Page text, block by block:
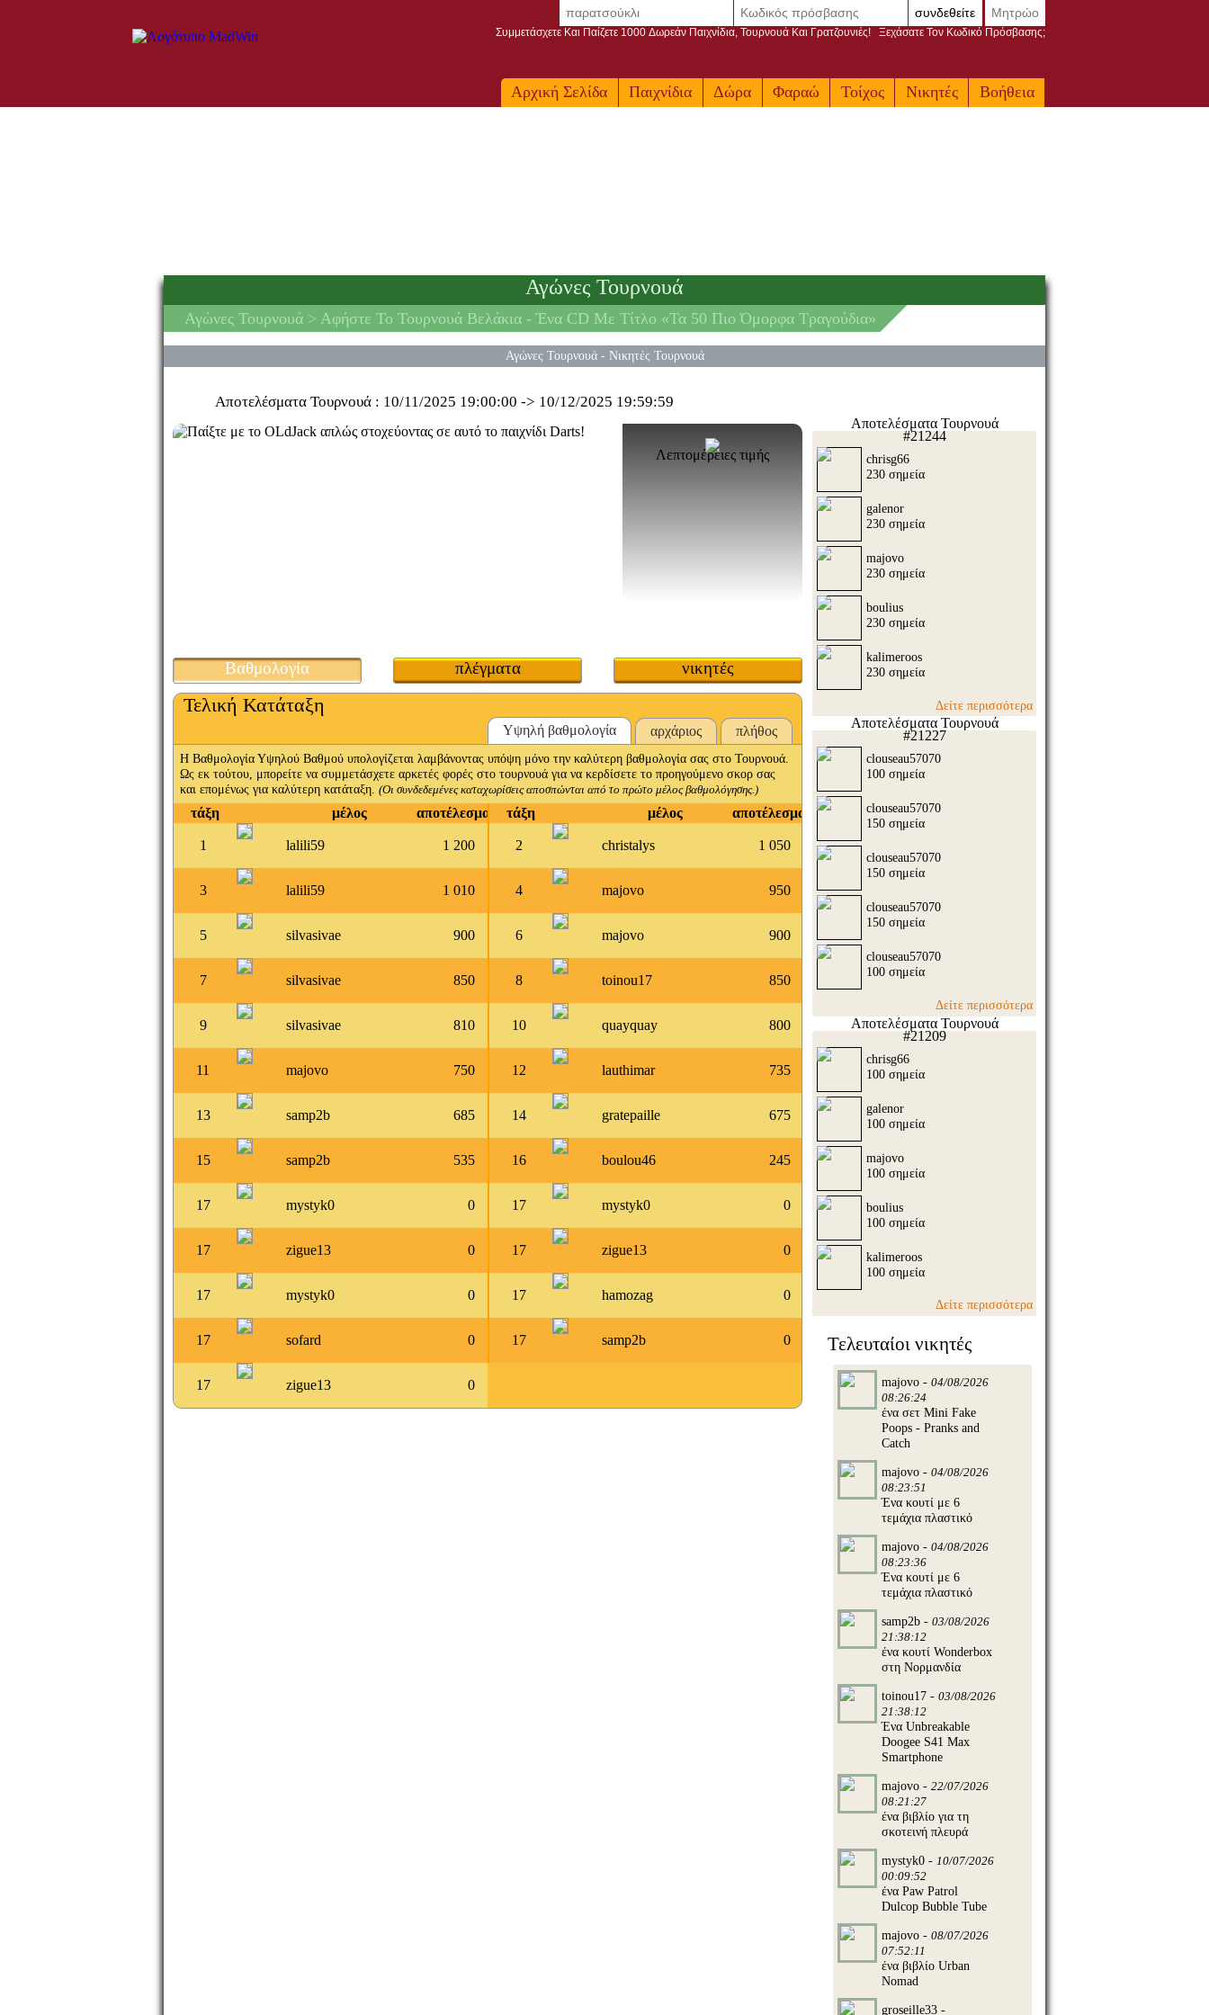
Αρχική Σελίδα Παιχνίδια Δώρα Φαραώ Τοίχος Νικητές Βοήθεια
συνδεθείτε Μητρώο
Συμμετάσχετε Και Παίζετε 1000 Δωρεάν Παιχνίδια, Τουρνουά Και Γρατζουνιές! Ξεχάσατε Τον Κωδικό Πρόσβασης;
Αγώνες Τουρνουά
Αγώνες Τουρνουά > Αφήστε Το Τουρνουά Βελάκια -Ένα CD Με Τίτλο «Τα 50 Πιο Όμορφα Τραγούδια»
Αγώνες Τουρνουά- Νικητές Τουρνουά
Αποτελέσματα Τουρνουά : 10/11/2025 19:00:00 -> 10/12/2025 19:59:59
Λεπτομέρειες τιμής
Βαθμολογία πλέγματα νικητές
Τελική Κατάταξη
Υψηλή βαθμολογία αρχάριος πλήθος
Η Βαθμολογία Υψηλού Βαθμού υπολογίζεται λαμβάνοντας υπόψη μόνο την καλύτερη βαθμολογία σας στο Τουρνουά.
Ως εκ τούτου, μπορείτε να συμμετάσχετε αρκετές φορές στο τουρνουά για να κερδίσετε το προηγούμενο σκορ σας
και επομένως για καλύτερη κατάταξη.(Οι συνδεδεμένες καταχωρίσεις αποσπώνται από το πρώτο μέλος βαθμολόγησης.)
τάξη μέλος αποτέλεσμα τάξη μέλος αποτέλεσμα
1 lalili59 1 200 2 christalys 1 050
3 lalili59 1 010 4 majovo 950
5 silvasivae 900 6 majovo 900
7 silvasivae 850 8 toinou17 850
9 silvasivae 810 10 quayquay 800
11 majovo 750 12 lauthimar 735
13 samp2b 685 14 gratepaille 675
15 samp2b 535 16 boulou46 245
17 mystyk0 0 17 mystyk0 0
17 zigue13 0 17 zigue13 0
17 mystyk0 0 17 hamozag 0
17 sofard 0 17 samp2b 0
17 zigue13 0
Αποτελέσματα Τουρνουά
#21244
chrisg66
230 σημεία
galenor
230 σημεία
majovo
230 σημεία
boulius
230 σημεία
kalimeroos
230 σημεία
Δείτε περισσότερα
Αποτελέσματα Τουρνουά
#21227
clouseau57070
100 σημεία
clouseau57070
150 σημεία
clouseau57070
150 σημεία
clouseau57070
150 σημεία
clouseau57070
100 σημεία
Δείτε περισσότερα
Αποτελέσματα Τουρνουά
#21209
chrisg66
100 σημεία
galenor
100 σημεία
majovo
100 σημεία
boulius
100 σημεία
kalimeroos
100 σημεία
Δείτε περισσότερα
Τελευταίοι νικητές
majovo - 04/08/2026
08:26:24
ένα σετ Mini Fake
Poops - Pranks and
Catch
majovo - 04/08/2026
08:23:51
Ένα κουτί με 6
τεμάχια πλαστικό
majovo - 04/08/2026
08:23:36
Ένα κουτί με 6
τεμάχια πλαστικό
samp2b - 03/08/2026
21:38:12
ένα κουτί Wonderbox
στη Νορμανδία
toinou17 - 03/08/2026
21:38:12
Ένα Unbreakable
Doogee S41 Max
Smartphone
majovo - 22/07/2026
08:21:27
ένα βιβλίο για τη
σκοτεινή πλευρά
mystyk0 - 10/07/2026
00:09:52
ένα Paw Patrol
Dulcop Bubble Tube
majovo - 08/07/2026
07:52:11
ένα βιβλίο Urban
Nomad
groseille33 -